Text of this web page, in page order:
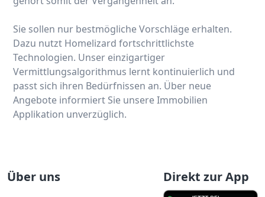
Sie sollen nur bestmögliche Vorschläge erhalten.
Dazu nutzt Homelizard fortschrittlichste
Technologien. Unser einzigartiger
Vermittlungsalgorithmus lernt kontinuierlich und
passt sich ihren Bedürfnissen an. Über neue
Angebote informiert Sie unsere Immobilien
Applikation unverzüglich.
Über uns Direkt zur App